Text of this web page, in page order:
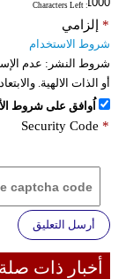
: Characters Left
إلزامي *
شروط الاستخدام
شروط النشر: عدم
أو الذات الالهية.
اُوافق على شروط
Security Code *
أرسل التعليق
أخبار ذات صلة